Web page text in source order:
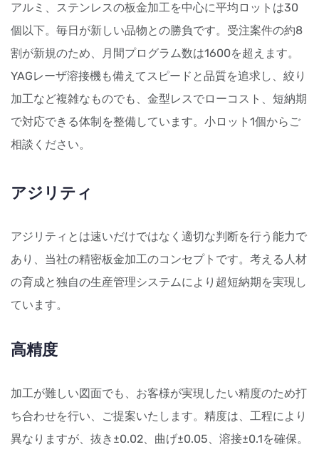
アルミ、ステンレスの板金加工を中心に平均ロットは30
個以下。毎日が新しい品物との勝負です。受注案件の約8
割が新規のため、月間プログラム数は1600を超えます。
YAGレーザ溶接機も備えてスピードと品質を追求し、絞り
加工など複雑なものでも、金型レスでローコスト、短納期
で対応できる体制を整備しています。小ロット1個からご
相談ください。
アジリティ
アジリティとは速いだけではなく適切な判断を行う能力で
あり、当社の精密板金加工のコンセプトです。考える人材
の育成と独自の生産管理システムにより超短納期を実現し
ています。
高精度
加工が難しい図面でも、お客様が実現したい精度のため打
ち合わせを行い、ご提案いたします。精度は、工程により
異なりますが、抜き±0.02、曲げ±0.05、溶接±0.1を確保。